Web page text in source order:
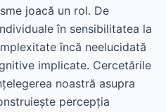
joacă un rol. De
în sensibilitatea la
încă neelucidată
implicate. Cercetările
noastră asupra
percepția